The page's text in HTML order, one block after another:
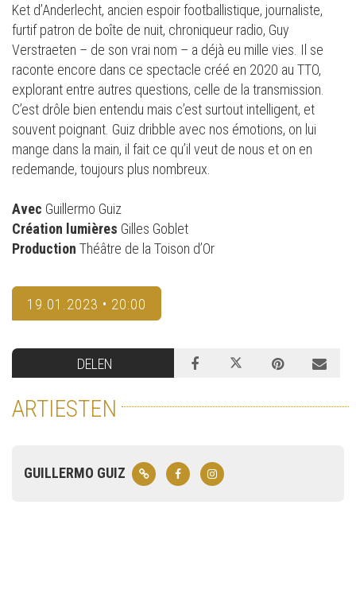
Ket d’Anderlecht, ancien espoir footballistique, journaliste,
furtif patron de boîte de nuit, chroniqueur radio, Guy
Verstraeten – de son vrai nom – a déjà eu mille vies. Il se
raconte encore dans ce spectacle créé en 2020 au TTO,
explorant entre autres questions, celle de la transmission.
C’est drôle bien entendu mais c’est surtout intelligent, et
souvent poignant. Guiz dribble avec nos émotions, on lui
mange dans la main, il fait ce qu’il veut de nous et on en
redemande, toujours plus nombreux.
Avec Guillermo Guiz
Création lumières Gilles Goblet
Production Théâtre de la Toison d’Or
19.01.2023 • 20:00
DELEN
ARTIESTEN
GUILLERMO GUIZ